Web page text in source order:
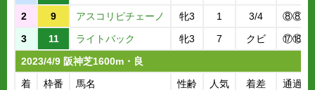
2
9 アスコリピチェーノ 牝3 1 3/4
⑧⑧
3
11 ライトバック 牝3 7 クビ
⑰⑱
2023/4/9 阪神芝1600m・良
着
枠番 馬名 性齢 人気 着差
通過順